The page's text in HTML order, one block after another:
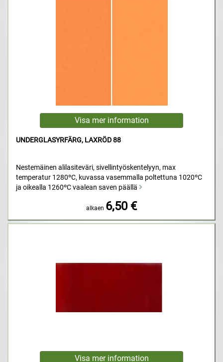
UNDERGLASYRFÄRG, LAXRÖD 88
Nestemäinen alilasiteväri, sivellintyöskentelyyn, max
temperatur 1280ºC, kuvassa vasemmalla poltettuna 1020ºC
ja oikealla 1260ºC vaalean saven päällä
alkaen 6,50 €